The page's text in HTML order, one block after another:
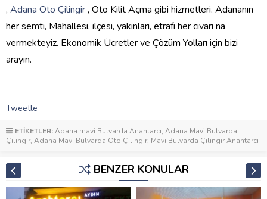
, Adana Oto Çilingir, Oto Kilit Açma gibi hizmetleri. Adananın
her semti, Mahallesi, ilçesi, yakınları, etrafı her civarı na
vermekteyiz. Ekonomik Ücretler ve Çözüm Yolları için bizi
arayın.
Tweetle
ETİKETLER:Adana mavi Bulvarda Anahtarcı, Adana Mavi Bulvarda
Çilingir, Adana Mavi Bulvarda Oto Çilingir, Mavi Bulvarda Çilingir Anahtarcı
BENZER KONULAR